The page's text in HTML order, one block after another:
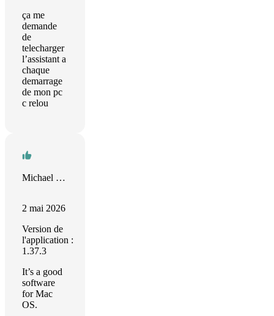
ça me
demande
de
telecharger
l’assistant a
chaque
demarrage
de mon pc
c relou
Michael Khomutinnikov
2 mai 2026
Version de
l'application :
1.37.3
It’s a good
software
for Mac
OS.